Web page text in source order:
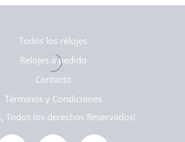
Todos los relojes
Relojes a pedido
Contacto
Términos y Condiciones
Todos los derechos Reservados!